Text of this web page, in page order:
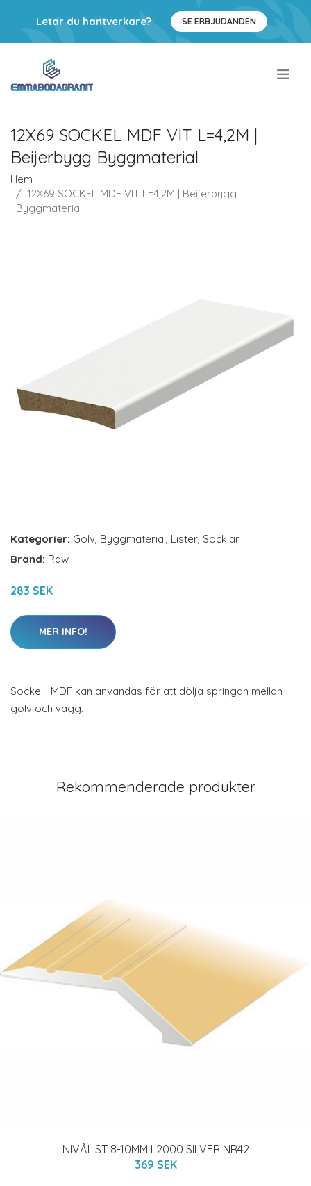
Letar du hantverkare? SE ERBJUDANDEN
12X69 SOCKEL MDF VIT L=4,2M |
Beijerbygg Byggmaterial
Hem
12X69 SOCKEL MDF VIT L=4,2M | Beijerbygg
Byggmaterial
Kategorier: Golv, Byggmaterial, Lister, Socklar
Brand: Raw
283 SEK
MER INFO!
Sockel i MDF kan användas för att dölja springan mellan
golv och vägg.
Rekommenderade produkter
NIVÅLIST 8-10MM L2000 SILVER NR42
369 SEK